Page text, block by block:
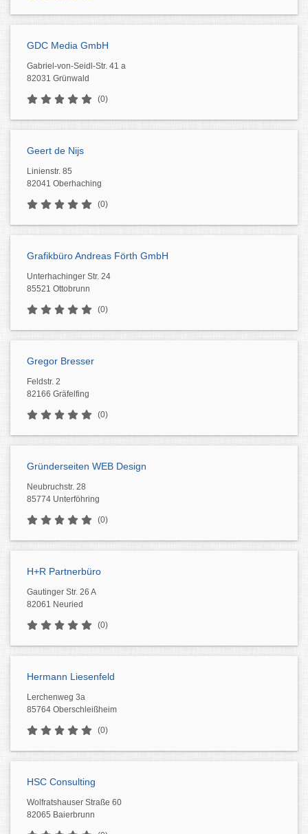
GDC Media GmbH
Gabriel-von-Seidl-Str. 41 a
82031 Grünwald
(0)
Geert de Nijs
Linienstr. 85
82041 Oberhaching
(0)
Grafikbüro Andreas Förth GmbH
Unterhachinger Str. 24
85521 Ottobrunn
(0)
Gregor Bresser
Feldstr. 2
82166 Gräfelfing
(0)
Gründerseiten WEB Design
Neubruchstr. 28
85774 Unterföhring
(0)
H+R Partnerbüro
Gautinger Str. 26 A
82061 Neuried
(0)
Hermann Liesenfeld
Lerchenweg 3a
85764 Oberschleißheim
(0)
HSC Consulting
Wolfratshauser Straße 60
82065 Baierbrunn